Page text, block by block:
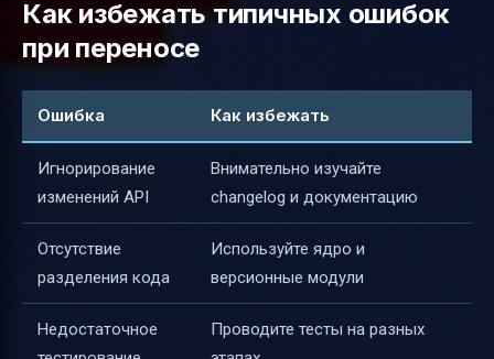
Как избежать типичных ошибок
при переносе
Ошибка Как избежать
Игнорирование
изменений API
Внимательно изучайте
changelog и документацию
Отсутствие
разделения кода
Используйте ядро и
версионные модули
Недостаточное
Проводите тесты на разных